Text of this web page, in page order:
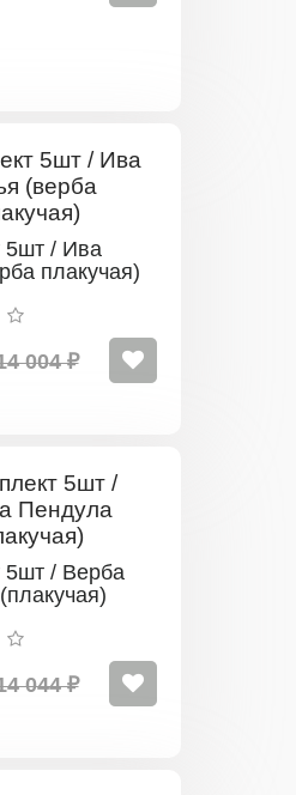
5шт / Ива
плакучая)
004 ₽
5шт / Верба
044 ₽